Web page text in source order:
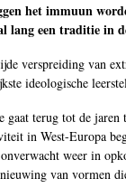
het immuun
lang een traditie in
verspreiding van
ideologische
gaat terug tot de
in West-Europa
weer in
van vormen